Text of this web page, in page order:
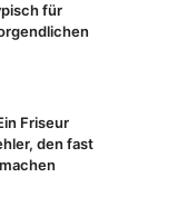
für
Friseur
den fast